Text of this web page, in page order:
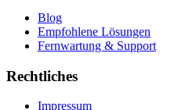
Blog
Empfohlene Lösungen
Fernwartung & Support
Rechtliches
Impressum